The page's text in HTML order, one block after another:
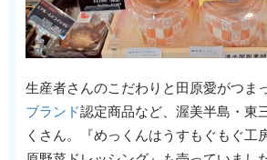
生産者さんのこだわりと田原愛がつま
ブランド認定商品など、渥美半島・東
くさん。『めっくんはうすもぐもぐ工